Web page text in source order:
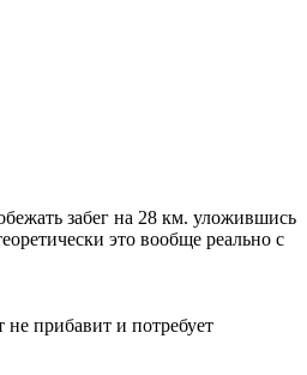
забег на 28 км. уложившись
это вообще реально с
прибавит и потребует